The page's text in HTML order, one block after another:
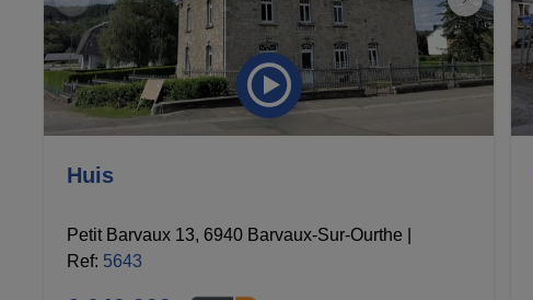
Huis
Petit Barvaux 13, 6940 Barvaux-Sur-Ourthe
Ref: 5643